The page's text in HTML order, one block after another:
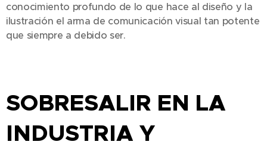
conocimiento profundo de lo que hace al diseño y la
ilustración el arma de comunicación visual tan potente
que siempre a debido ser.
SOBRESALIR EN LA
INDUSTRIA Y